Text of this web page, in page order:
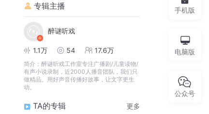
专辑主播
醉谜听戏
1.1万 54 17.6万
简介： 醉谜听戏工作室专注广播剧/儿童读物/
有声小说录制，近2000人播音团队，我们只
做精品。用好声音传播好故事，让文字更生
动。
TA的专辑 更多
手机版
电脑版
公众号